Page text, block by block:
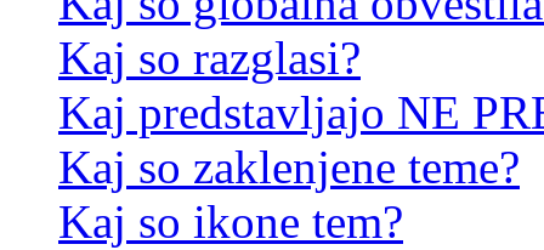
Kaj so razglasi?
Kaj predstavljajo NE
Kaj so zaklenjene teme?
Kaj so ikone tem?